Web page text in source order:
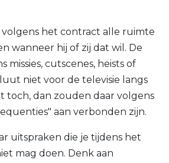
het contract alle ruimte
wanneer hij of zij dat wil. De
missies, cutscenes, heists of
niet voor de televisie langs
toch, dan zouden daar volgens
aan verbonden zijn.
uitspraken die je tijdens het
mag doen. Denk aan